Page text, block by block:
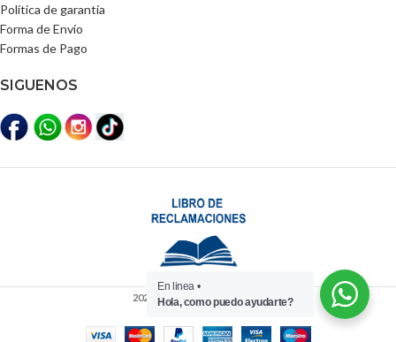
Política de garantía
Forma de Envío
Formas de Pago
SIGUENOS
2025 Distribuidora Lili Perú
En linea •
Hola, como puedo ayudarte?